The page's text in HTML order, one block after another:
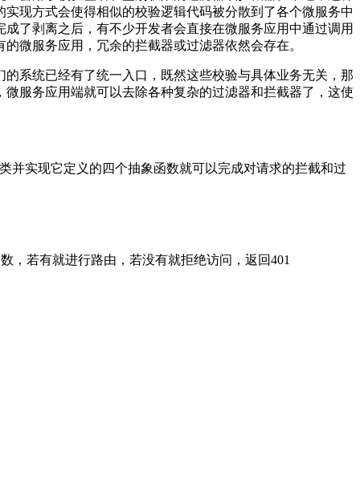
现方式会使得相似的校验逻辑代码被分散到了各个微服务中
了剥离之后，有不少开发者会直接在微服务应用中通过调用
微服务应用，冗余的拦截器或过滤器依然会存在。
系统已经有了统一入口，既然这些校验与具体业务无关，那
服务应用端就可以去除各种复杂的过滤器和拦截器了，这使
并实现它定义的四个抽象函数就可以完成对请求的拦截和过
，若有就进行路由，若没有就拒绝访问，返回401